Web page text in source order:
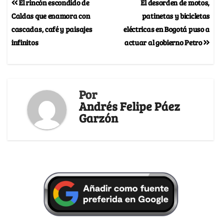
El desorden de motos,
patinetas y bicicletas
eléctricas en Bogotá puso a
actuar al gobierno Petro
El rincón escondido de
Caldas que enamora con
cascadas, café y paisajes
infinitos
Por
Andrés Felipe Páez
Garzón